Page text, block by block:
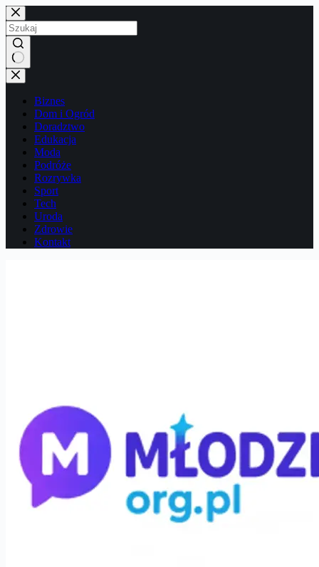
Przejdź
do
treści
Brak
wyników
Biznes
Dom i Ogród
Doradztwo
Edukacja
Moda
Podróże
Rozrywka
Sport
Tech
Uroda
Zdrowie
Kontakt